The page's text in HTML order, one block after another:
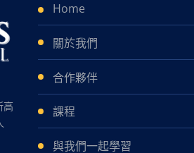
高
Home
關於我們
合作夥伴
課程
與我們一起學習